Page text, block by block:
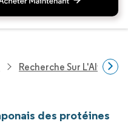
Recherche Sur
des protéines